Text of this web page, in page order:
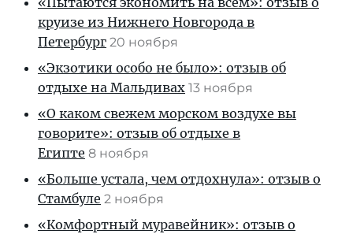
круизе из Нижнего Новгорода в
Петербург 20 ноября
«Экзотики особо не было»: отзыв об
отдыхе на Мальдивах 13 ноября
«О каком свежем морском воздухе вы
говорите»: отзыв об отдыхе в
Египте 8 ноября
«Больше устала, чем отдохнула»: отзыв о
Стамбуле 2 ноября
«Комфортный муравейник»: отзыв о